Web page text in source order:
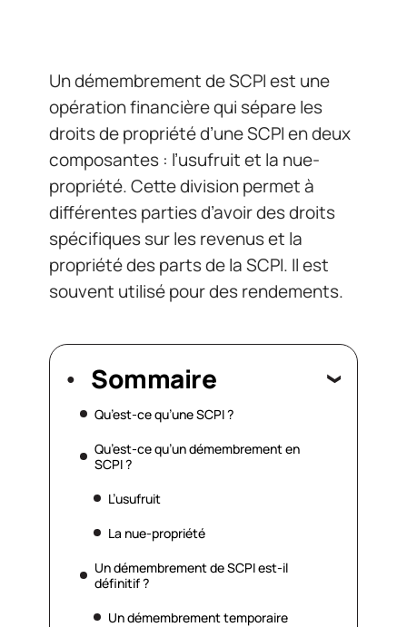
Un démembrement de SCPI est une
opération financière qui sépare les
droits de propriété d’une SCPI en deux
composantes : l’usufruit et la nue-
propriété. Cette division permet à
différentes parties d’avoir des droits
spécifiques sur les revenus et la
propriété des parts de la SCPI. Il est
souvent utilisé pour des rendements.
Sommaire
Qu’est-ce qu’une SCPI ?
Qu’est-ce qu’un démembrement en
SCPI ?
L’usufruit
La nue-propriété
Un démembrement de SCPI est-il
définitif ?
Un démembrement temporaire